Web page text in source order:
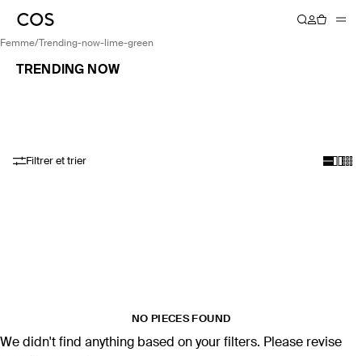
femme/ trending-now-lime-green
TRENDING NOW
Filtrer et trier
NO PIECES FOUND
We didn't find anything based on your filters. Please revise